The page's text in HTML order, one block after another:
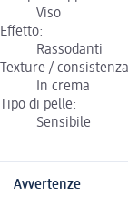
Viso
Effetto:
Rassodanti
Texture /
In crema
Tipo di pelle:
Sensibile
Avvertenze